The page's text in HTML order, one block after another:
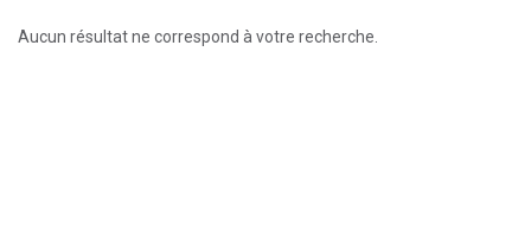
Aucun résultat ne correspond à votre recherche.